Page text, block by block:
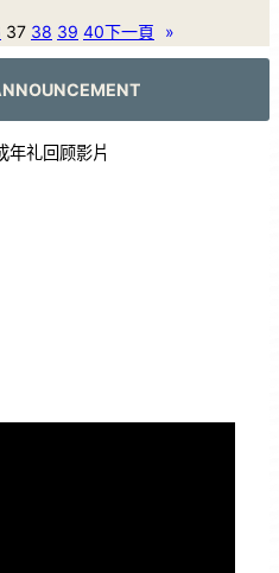
37 38 39 40下一頁 »
年礼回顾影片